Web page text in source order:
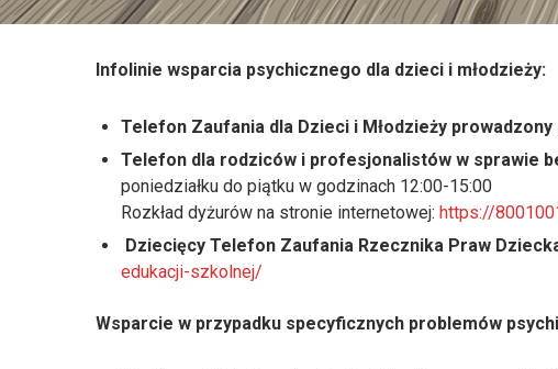
Infolinie wsparcia psychicznego dla dzieci i młodzieży:
Telefon Zaufania dla Dzieci i Młodzieży
Telefon dla rodziców i profesjonalistów w sprawie
poniedziałku do piątku w godzinach 12:00-15:00
Rozkład dyżurów na stronie internetowej: https://
Dziecięcy Telefon Zaufania Rzecznika Praw
edukacji-szkolnej/
Wsparcie w przypadku specyficznych problemów